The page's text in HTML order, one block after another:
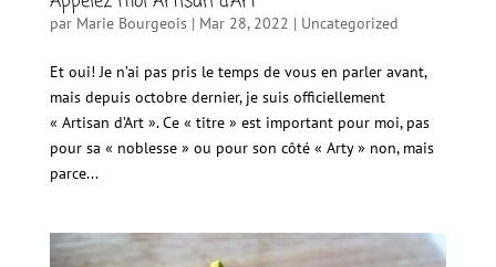
par Marie Bourgeois| Mar 28, 2022 | Uncategorized
Et oui! Je n’ai pas pris le temps de vous en parler avant,
mais depuis octobre dernier, je suis officiellement
« Artisan d’Art ». Ce « titre » est important pour moi, pas
pour sa « noblesse » ou pour son côté « Arty » non, mais
parce...